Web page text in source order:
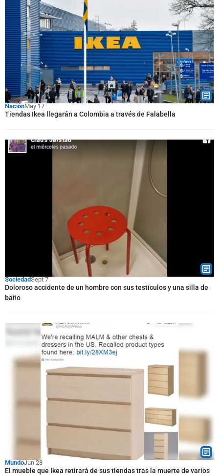
NaciónMay 17
Tiendas Ikea llegarán a Colombia a través de Falabella
SociedadSept 7
Doloroso accidente de un hombre con sus testículos y una silla de
baño
MundoJun 28
El mueble que Ikea retirará de sus tiendas tras la muerte de varios